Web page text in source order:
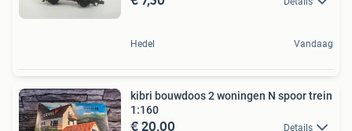
Hedel Vandaag
kibri bouwdoos 2 woningen N spoor trein
1:160
€ 20,00 Details